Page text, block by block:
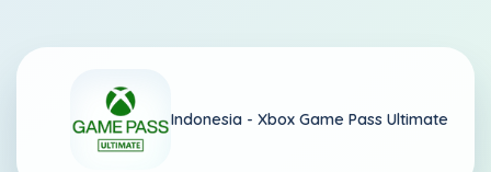
Indonesia - Xbox Game Pass Ultimate